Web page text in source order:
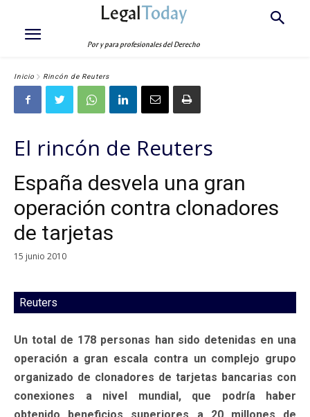
LegalToday
Por y para profesionales del Derecho
Inicio Rincón de Reuters
El rincón de Reuters
España desvela una gran
operación contra clonadores
de tarjetas
15 junio 2010
Reuters
Un total de 178 personas han sido detenidas en una
operación a gran escala contra un complejo grupo
organizado de clonadores de tarjetas bancarias con
conexiones a nivel mundial, que podría haber